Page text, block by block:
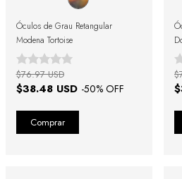
Óculos de Grau Retangular
Modena Tortoise
$38.48 USD -50% OFF
$76.97 USD